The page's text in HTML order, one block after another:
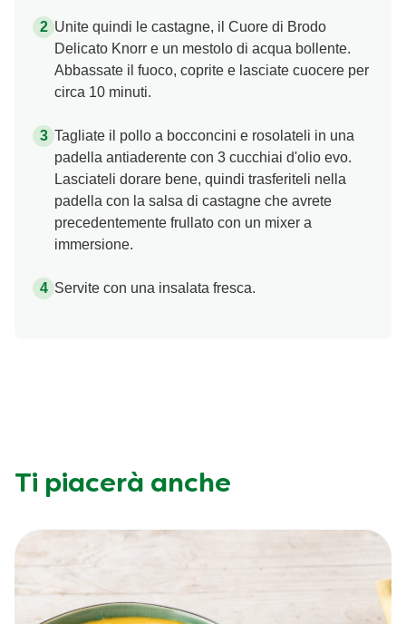
Unite quindi le castagne, il Cuore di Brodo
Delicato Knorr e un mestolo di acqua bollente.
Abbassate il fuoco, coprite e lasciate cuocere per
circa 10 minuti.
Tagliate il pollo a bocconcini e rosolateli in una
padella antiaderente con 3 cucchiai d'olio evo.
Lasciateli dorare bene, quindi trasferiteli nella
padella con la salsa di castagne che avrete
precedentemente frullato con un mixer a
immersione.
Servite con una insalata fresca.
Ti piacerà anche